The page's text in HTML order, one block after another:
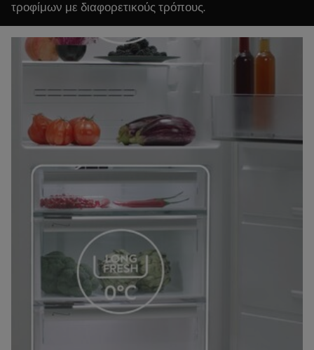
τροφίμων με διαφορετικούς τρόπους.
τοποθετηθούν σε λάθος σημεία και να τα ξεχάσετε
• Το ψωμί μπορεί να μπει στην κατάψυξη
• Τα τυριά μπορούν επίσης να μπουν στην κατάψυξη ή
Κοινά λάθη που οδηγούν σε σπατάλη τροφίμων
• Αγοράζετε υπερβολικά πολλά πράγματα και δεν τα
τρώτε όλα
• Τείνετε να ξεχνάτε τα φρέσκα τρόφιμα/το φαγητό που
• Λανθασμένη μέθοδος αποθήκευσης (συσκευασία,
θερμοκρασία)
• Δεν εμπιστεύεστε την κρίση σας - πετάτε όλα τα
τρόφιμα (αν και είναι σε καλή κατάσταση) όταν
πλησιάζει η ημερομηνία λήξης